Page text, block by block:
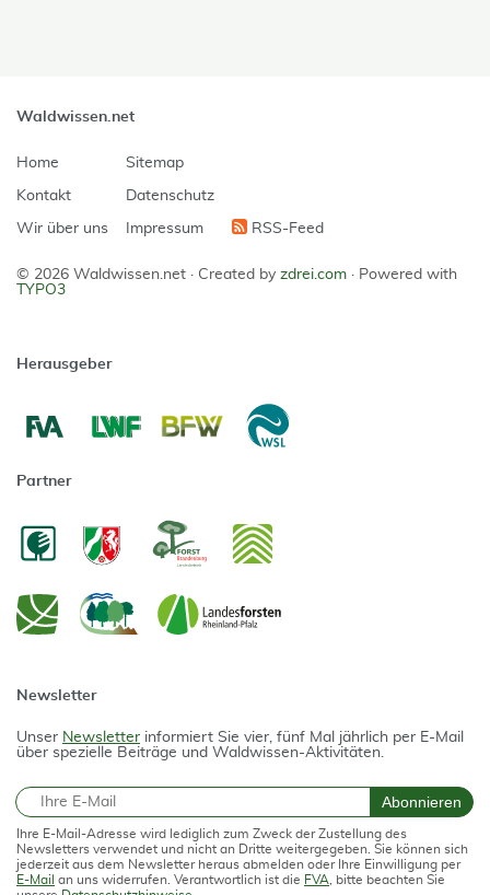
Waldwissen.net
Home
Kontakt
Wir über uns
Sitemap
Datenschutz
Impressum RSS-Feed
© 2026 Waldwissen.net · Created by zdrei.com · Powered with
TYPO3
Herausgeber
Partner
Newsletter
Unser Newsletter informiert Sie vier, fünf Mal jährlich per E-Mail
über spezielle Beiträge und Waldwissen-Aktivitäten.
E-Mail Abonnieren
Ihre E-Mail-Adresse wird lediglich zum Zweck der Zustellung des
Newsletters verwendet und nicht an Dritte weitergegeben. Sie können sich
jederzeit aus dem Newsletter heraus abmelden oder Ihre Einwilligung per
E-Mail an uns widerrufen. Verantwortlich ist die FVA , bitte beachten Sie